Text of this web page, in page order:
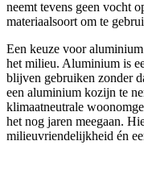
neemt tevens geen vocht
materiaalsoort om te
Een keuze voor
het milieu. Aluminium is
blijven gebruiken zonder
een aluminium kozijn te
klimaatneutrale
het nog jaren meegaan.
milieuvriendelijkheid én